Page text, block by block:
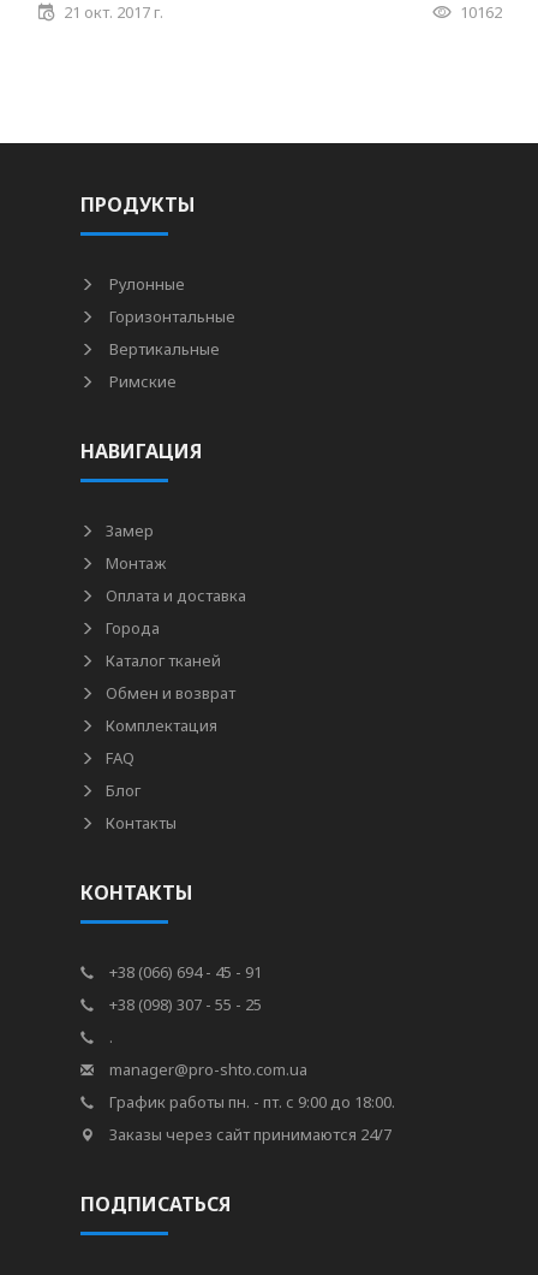
21 окт. 2017 г. 10162
ПРОДУКТЫ
Рулонные
Горизонтальные
Вертикальные
Римские
НАВИГАЦИЯ
Замер
Монтаж
Оплата и доставка
Города
Каталог тканей
Обмен и возврат
Комплектация
FAQ
Блог
Контакты
КОНТАКТЫ
+38 (066) 694 - 45 - 91
+38 (098) 307 - 55 - 25
.
manager@pro-shto.com.ua
График работы пн. - пт. с 9:00 до 18:00.
Заказы через сайт принимаются 24/7
ПОДПИСАТЬСЯ